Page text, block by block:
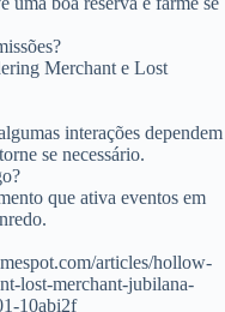
Merchant e Lost
interações dependem
se necessário.
que ativa eventos em
articles/hollow-
lost-merchant-jubilana-
10abi2f